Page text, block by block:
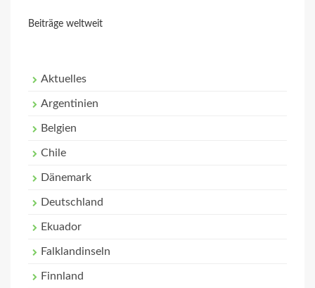
Beiträge weltweit
Aktuelles
Argentinien
Belgien
Chile
Dänemark
Deutschland
Ekuador
Falklandinseln
Finnland